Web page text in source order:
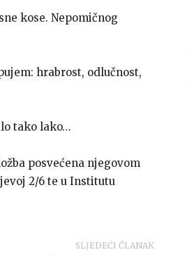
kose. Nepomičnog
hrabrost, odlučnost,
tako lako…
posvećena njegovom
2/6 te u Institutu
SLJEDEĆI ČLANAK